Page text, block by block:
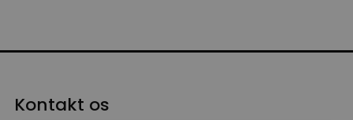
Kontakt os